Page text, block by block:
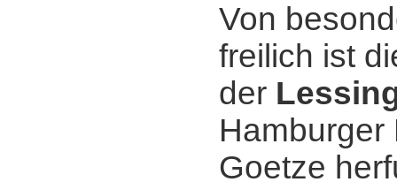
Von
freilich ist
der
Hamburger
Goetze